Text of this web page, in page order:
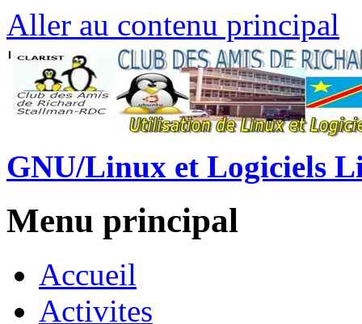
Aller au contenu principal
GNU/Linux et Logiciels
Menu principal
Accueil
Activites